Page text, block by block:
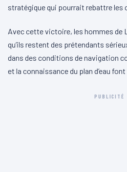
stratégique qui pourrait rebattre les
Avec cette victoire, les hommes de
qu’ils restent des prétendants
dans des conditions de navigation
et la connaissance du plan d’eau
PUBLICITÉ